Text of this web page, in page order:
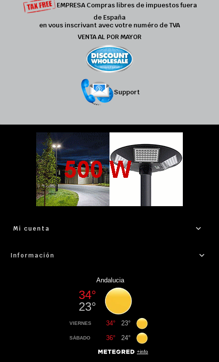
EMPRESA Compras libres de impuestos fuera
de España
en vous inscrivant avec votre numéro de TVA
VENTA AL POR MAYOR
Support
Mi cuenta
Información